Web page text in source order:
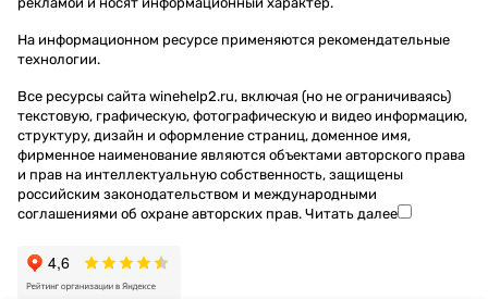
На информационном ресурсе применяются рекомендательные
технологии.
Все ресурсы сайта winehelp2.ru, включая (но не ограничиваясь)
текстовую, графическую, фотографическую и видео информацию,
структуру, дизайн и оформление страниц, доменное имя,
фирменное наименование являются объектами авторского права
и прав на интеллектуальную собственность, защищены
российским законодательством и международными
соглашениями об охране авторских прав. Читать далее